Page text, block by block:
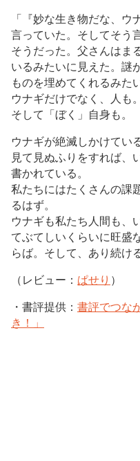
「『妙な生き物だな、ウ
言っていた。そしてそう
そうだった。父さんはま
いるみたいに見えた。謎
ものを埋めてくれるみた
ウナギだけでなく、人も
そして「ぼく」自身も。
ウナギが絶滅しかけてい
見て見ぬふりをすれば、
書かれている。
私たちにはたくさんの課
るはず。
ウナギも私たち人間も、
てぶてしいくらいに旺盛
らば。そして、あり続け
（レビュー： ぱせり ）
・書評提供： 書評でつな
き！」